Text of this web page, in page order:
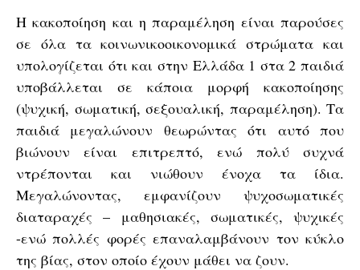
Η κακοποίηση και η παραμέληση είναι παρούσες
σε όλα τα κοινωνικοοικονομικά στρώματα και
υπολογίζεται ότι και στην Ελλάδα 1 στα 2 παιδιά
υποβάλλεται σε κάποια μορφή κακοποίησης
(ψυχική, σωματική, σεξουαλική, παραμέληση). Τα
παιδιά μεγαλώνουν θεωρώντας ότι αυτό που
βιώνουν είναι επιτρεπτό, ενώ πολύ συχνά
ντρέπονται και νιώθουν ένοχα τα ίδια.
Μεγαλώνοντας, εμφανίζουν ψυχοσωματικές
διαταραχές – μαθησιακές, σωματικές, ψυχικές
-ενώ πολλές φορές επαναλαμβάνουν τον κύκλο
της βίας, στον οποίο έχουν μάθει να ζουν.